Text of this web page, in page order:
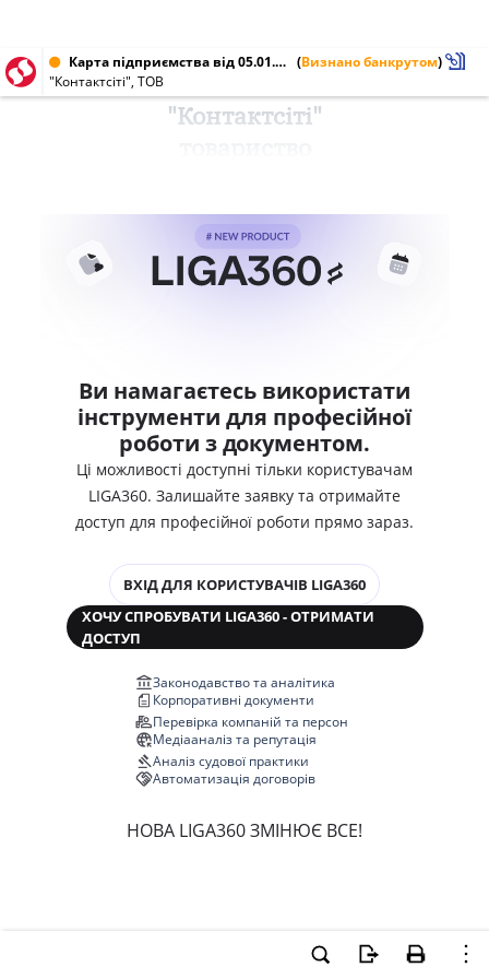
Карта підприємства від 05.01.2011 № 36728023 (Визнано банкрутом)
"Контактсіті", ТОВ
"Контактсіті"
Ви намагаєтесь використати
інструменти для професійної
роботи з документом.
Ці можливості доступні тільки користувачам
LIGA360. Залишайте заявку та отримайте
доступ для професійної роботи прямо зараз.
ВХІД ДЛЯ КОРИСТУВАЧІВ LIGA360
ХОЧУ СПРОБУВАТИ LIGA360 - ОТРИМАТИ
ДОСТУП
Законодавство та аналітика
Корпоративні документи
Перевірка компаній та персон
Медіааналіз та репутація
Аналіз судової практики
Автоматизація договорів
НОВА LIGA360 ЗМІНЮЄ ВСЕ!